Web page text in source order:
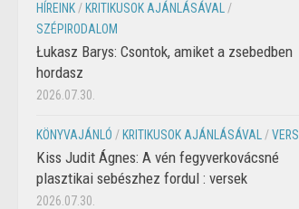
HÍREINK / KRITIKUSOK AJÁNLÁSÁVAL
/
SZÉPIRODALOM
Łukasz Barys: Csontok, amiket a zsebedben
hordasz
2026.07.30.
KÖNYVAJÁNLÓ / KRITIKUSOK AJÁNLÁSÁVAL /VERS
Kiss Judit Ágnes: A vén fegyverkovácsné
plasztikai sebészhez fordul : versek
2026.07.30.